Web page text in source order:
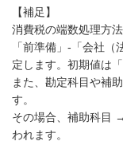
【補足】
消費税の端数処理方
「前準備」-「会社
定します。初期値は
また、勘定科目や補
す。
その場合、補助科目
われます。